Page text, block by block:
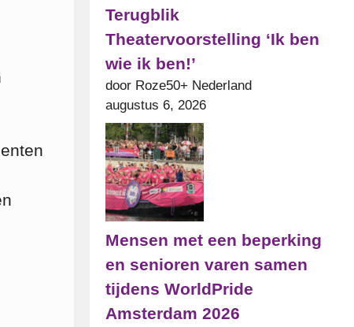
Terugblik
Theatervoorstelling ‘Ik ben
wie ik ben!’
door Roze50+ Nederland
augustus 6, 2026
Mensen met een beperking
en senioren varen samen
tijdens WorldPride
Amsterdam 2026